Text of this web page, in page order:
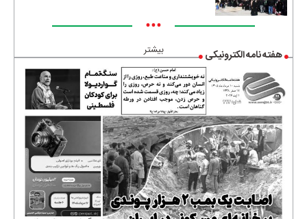
•••
بیشتر هفته نامه الکترونیکی